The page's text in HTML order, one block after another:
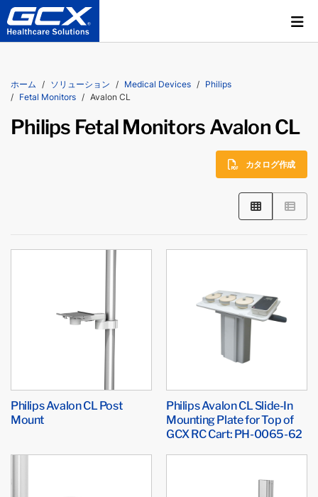
ホーム ソリューション Medical Devices
Philips
Fetal Monitors
Avalon CL
Philips Fetal Monitors Avalon CL
カタログ作成
Philips Avalon CL Post
Mount
Philips Avalon CL Slide-In
Mounting Plate for Top of
GCX RC Cart: PH-0065-62